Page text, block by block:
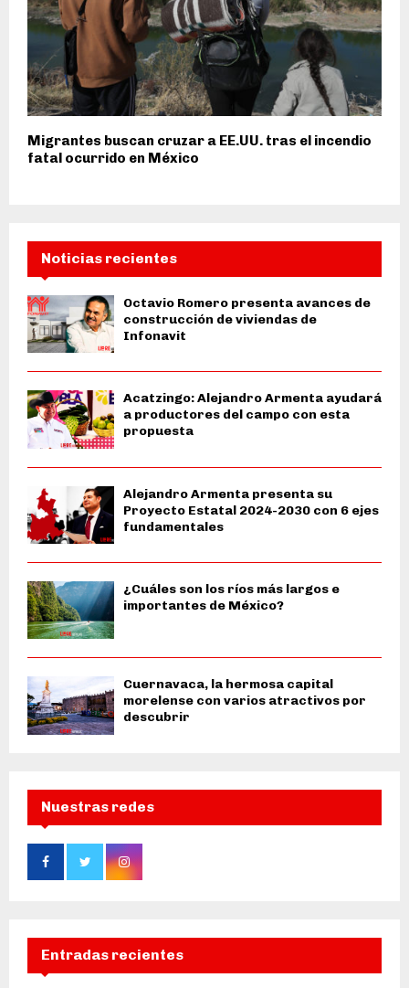
Migrantes buscan cruzar a EE.UU. tras el incendio
fatal ocurrido en México
Noticias recientes
Octavio Romero presenta avances de
construcción de viviendas de
Infonavit
Acatzingo: Alejandro Armenta ayudará
a productores del campo con esta
propuesta
Alejandro Armenta presenta su
Proyecto Estatal 2024-2030 con 6 ejes
fundamentales
¿Cuáles son los ríos más largos e
importantes de México?
Cuernavaca, la hermosa capital
morelense con varios atractivos por
descubrir
Nuestras redes
Entradas recientes